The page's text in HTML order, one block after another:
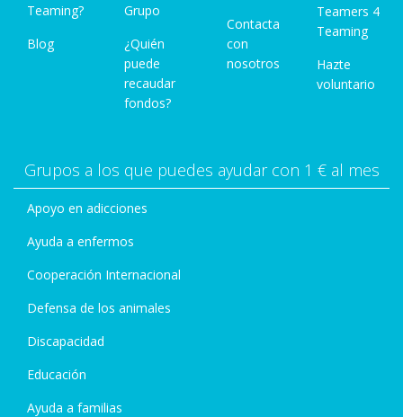
Teaming?
Blog
Grupo
¿Quién
puede
recaudar
fondos?
Contacta
con
nosotros
Teamers 4
Teaming
Hazte
voluntario
Grupos a los que puedes ayudar con 1 € al mes
Apoyo en adicciones
Ayuda a enfermos
Cooperación Internacional
Defensa de los animales
Discapacidad
Educación
Ayuda a familias